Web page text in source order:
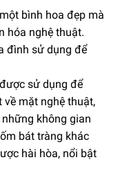
bình hoa đẹp mà
hóa nghệ thuật.
đình sử dụng để
sử dụng để
mặt nghệ thuật,
không gian
bát tràng khác
hài hòa, nổi bật